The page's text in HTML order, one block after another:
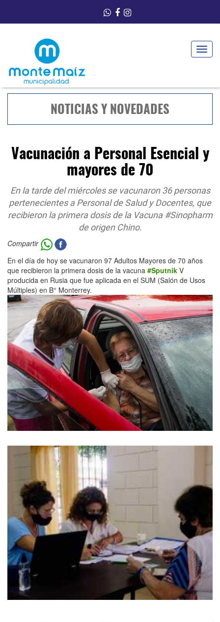
Toggle
NOTICIAS Y NOVEDADES
Vacunación a Personal Esencial y
mayores de 70
En la tarde del miércoles se vacunaron 36 personas
pertenecientes a Personal de Salud y Docentes, que
recibieron la primera dosis de la Vacuna #Sinopharm
de origen Chino.
Compartir
En el día de hoy se vacunaron 97 Adultos Mayores de 70 años
que recibieron la primera dosis de la vacuna #Sputnik V
producida en Rusia que fue aplicada en el SUM (Salón de Usos
Múltiples) en B° Monterrey.